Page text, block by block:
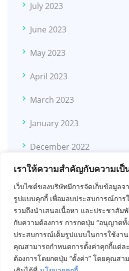
เราให้ความสำคัญกับความเ
เว็บไซต์ของบริษัทมีการจัดเก็บข้อมูลจ
รูปแบบคุกกี้ เพื่อมอบประสบการณ์กา
รวมถึงนำเสนอเนื้อหา และประชาสั
กับความต้องการ การกดปุ่ม “อนุญาต
ประสบการณ์เต็มรูปแบบในการใช้งา
คุณสามารถกำหนดการตั้งค่าคุกกี้แต่ล
ต้องการโดยกดปุ่ม “ตั้งค่า” โดยคุณสา
July 2023
June 2023
May 2023
April 2023
March 2023
January 2023
December 2022
November 2022
October 2022
November 2021
February 2021
September 2020